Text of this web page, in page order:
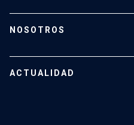
¿Cómo proteger mi
NOSOTROS
Nuestro equipo
ACTUALIDAD